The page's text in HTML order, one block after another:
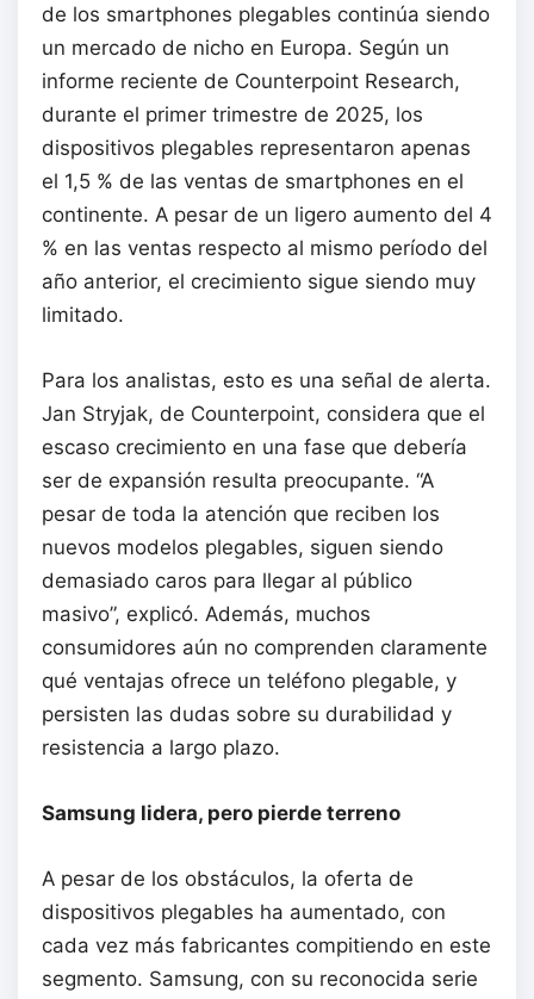
de los smartphones plegables continúa siendo
un mercado de nicho en Europa. Según un
informe reciente de Counterpoint Research,
durante el primer trimestre de 2025, los
dispositivos plegables representaron apenas
el 1,5 % de las ventas de smartphones en el
continente. A pesar de un ligero aumento del 4
% en las ventas respecto al mismo período del
año anterior, el crecimiento sigue siendo muy
limitado.
Para los analistas, esto es una señal de alerta.
Jan Stryjak, de Counterpoint, considera que el
escaso crecimiento en una fase que debería
ser de expansión resulta preocupante. “A
pesar de toda la atención que reciben los
nuevos modelos plegables, siguen siendo
demasiado caros para llegar al público
masivo”, explicó. Además, muchos
consumidores aún no comprenden claramente
qué ventajas ofrece un teléfono plegable, y
persisten las dudas sobre su durabilidad y
resistencia a largo plazo.
Samsung lidera, pero pierde terreno
A pesar de los obstáculos, la oferta de
dispositivos plegables ha aumentado, con
cada vez más fabricantes compitiendo en este
segmento. Samsung, con su reconocida serie